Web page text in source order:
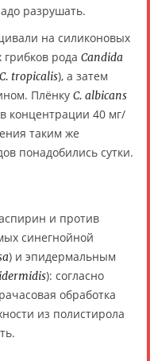
разрушать.
на силиконовых
рода Candida
C. tropicalis), а затем
Плёнку C. albicans
концентрации 40 мг/
таким же
понадобились сутки.
и против
синегнойной
) и эпидермальным
): согласно
обработка
из полистирола